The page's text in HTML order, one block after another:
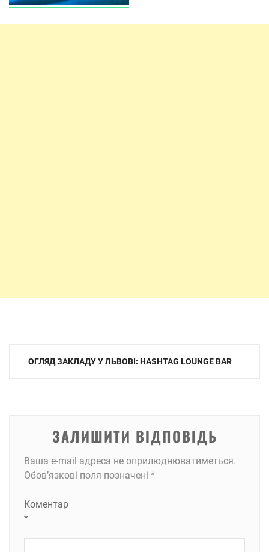
Навігація
ОГЛЯД ЗАКЛАДУ У ЛЬВОВІ: HASHTAG LOUNGE BAR
ЗАЛИШИТИ ВІДПОВІДЬ
Ваша e-mail адреса не оприлюднюватиметься.
Обов’язкові поля позначені *
Коментар
*